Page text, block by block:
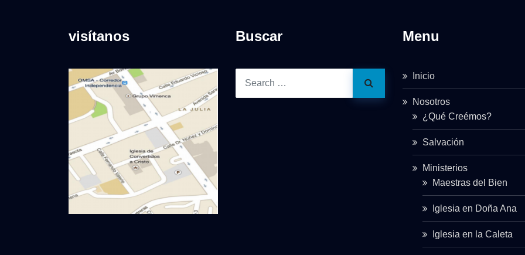
visítanos Buscar Menu
Inicio
Nosotros
¿Qué Creémos?
Salvación
Ministerios
Maestras del Bien
Iglesia en Doña Ana
Iglesia en la Caleta